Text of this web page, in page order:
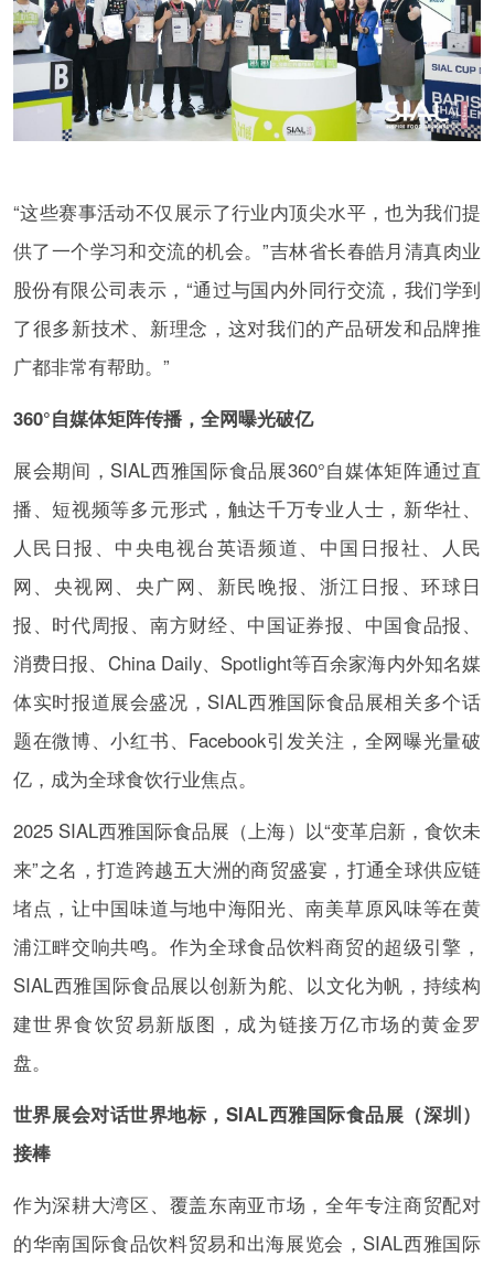
“这些赛事活动不仅展示了行业内顶尖水平，也为我们提
供了一个学习和交流的机会。”吉林省长春皓月清真肉业
股份有限公司表示，“通过与国内外同行交流，我们学到
了很多新技术、新理念，这对我们的产品研发和品牌推
广都非常有帮助。”
360°自媒体矩阵传播，全网曝光破亿
展会期间，SIAL西雅国际食品展360°自媒体矩阵通过直
播、短视频等多元形式，触达千万专业人士，新华社、
人民日报、中央电视台英语频道、中国日报社、人民
网、央视网、央广网、新民晚报、浙江日报、环球日
报、时代周报、南方财经、中国证券报、中国食品报、
消费日报、China Daily、Spotlight等百余家海内外知名媒
体实时报道展会盛况，SIAL西雅国际食品展相关多个话
题在微博、小红书、Facebook引发关注，全网曝光量破
亿，成为全球食饮行业焦点。
2025 SIAL西雅国际食品展（上海）以“变革启新，食饮未
来”之名，打造跨越五大洲的商贸盛宴，打通全球供应链
堵点，让中国味道与地中海阳光、南美草原风味等在黄
浦江畔交响共鸣。作为全球食品饮料商贸的超级引擎，
SIAL西雅国际食品展以创新为舵、以文化为帆，持续构
建世界食饮贸易新版图，成为链接万亿市场的黄金罗
盘。
世界展会对话世界地标，SIAL西雅国际食品展（深圳）
接棒
作为深耕大湾区、覆盖东南亚市场，全年专注商贸配对
的华南国际食品饮料贸易和出海展览会，SIAL西雅国际